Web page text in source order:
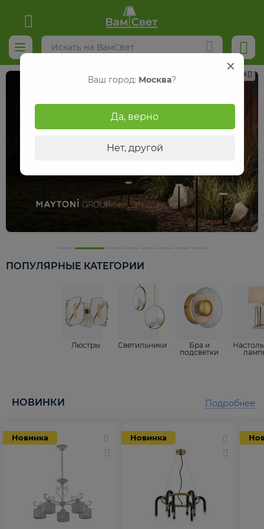
Реклама
ПОПУЛЯРНЫЕ КАТЕГОРИИ
Люстры Светильники
Бра и
подсветки
НОВИНКИ
Новинка Новинка
Подробнее
Ваш город: Москва?
Да, верно
Нет, другой